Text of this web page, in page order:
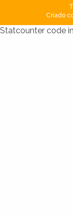
Criado
Statcounter code